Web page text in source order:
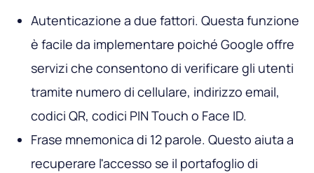
Autenticazione a due fattori. Questa funzione
è facile da implementare poiché Google offre
servizi che consentono di verificare gli utenti
tramite numero di cellulare, indirizzo email,
codici QR, codici PIN Touch o Face ID.
Frase mnemonica di 12 parole. Questo aiuta a
recuperare l'accesso se il portafoglio di